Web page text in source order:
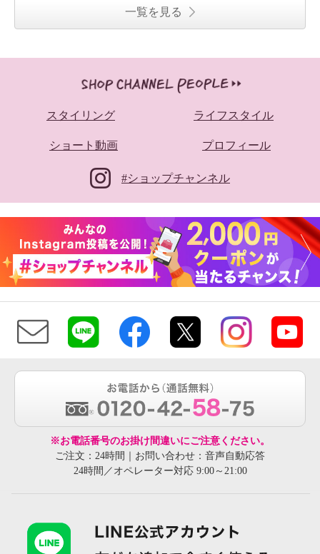
一覧を見る
スタイリング ライフスタイル
ショート動画 プロフィール
#ショップチャンネル
※お電話番号のお掛け間違いにご注意ください。
ご注文：24時間｜お問い合わせ：音声自動応答
24時間／オペレーター対応 9:00～21:00